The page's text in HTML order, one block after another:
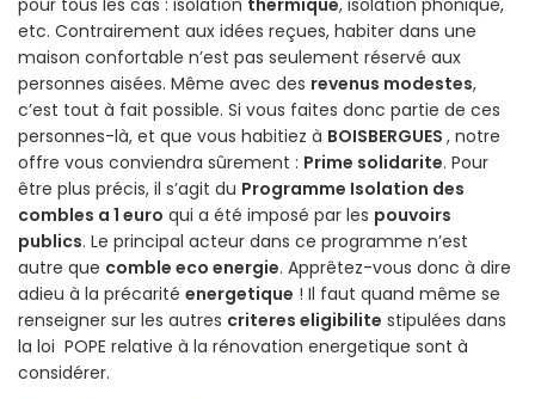
pour tous les cas : isolation thermique, isolation phonique,
etc. Contrairement aux idées reçues, habiter dans une
maison confortable n’est pas seulement réservé aux
personnes aisées. Même avec des revenus modestes,
c’est tout à fait possible. Si vous faites donc partie de ces
personnes-là, et que vous habitiez à BOISBERGUES , notre
offre vous conviendra sûrement : Prime solidarite. Pour
être plus précis, il s’agit du Programme Isolation des
combles a 1 euro qui a été imposé par les pouvoirs
publics. Le principal acteur dans ce programme n’est
autre que comble eco energie. Apprêtez-vous donc à dire
adieu à la précarité energetique ! Il faut quand même se
renseigner sur les autres criteres eligibilite stipulées dans
la loi POPE relative à la rénovation energetique sont à
considérer.